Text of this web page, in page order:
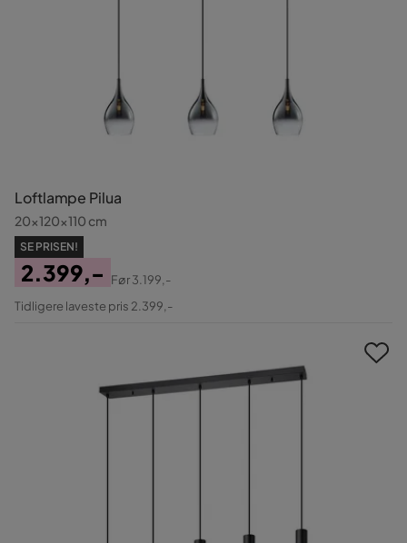
Loftlampe Pilua
20x120x110 cm
SE PRISEN!
Pris
2.399,-
Original
Før3.199,-
Tidligere laveste pris 2.399,-